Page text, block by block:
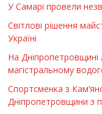
У Самарі провели
Світлові рішення
Україні
На Дніпропетровщині
магістральному
Спортсменка з
Дніпропетровщини з